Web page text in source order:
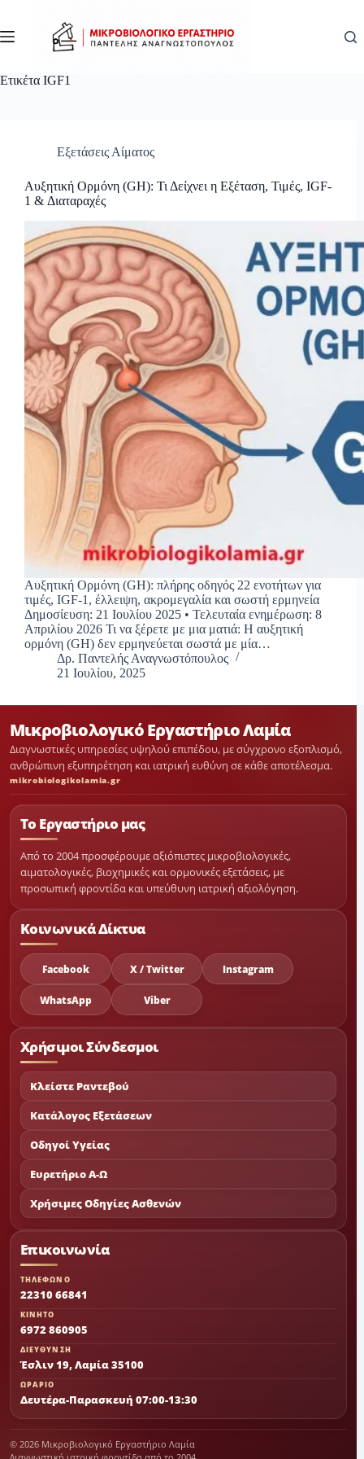
περιεχόμενο
Ετικέτα IGF1
Εξετάσεις Αίματος
Αυξητική Ορμόνη (GH): Τι Δείχνει η Εξέταση, Τιμές, IGF-
1 & Διαταραχές
Αυξητική Ορμόνη (GH): πλήρης οδηγός 22 ενοτήτων για
τιμές, IGF-1, έλλειψη, ακρομεγαλία και σωστή ερμηνεία
Δημοσίευση: 21 Ιουλίου 2025 • Τελευταία ενημέρωση: 8
Απριλίου 2026 Τι να ξέρετε με μια ματιά: Η αυξητική
ορμόνη (GH) δεν ερμηνεύεται σωστά με μία…
Δρ. Παντελής Αναγνωστόπουλος
21 Ιουλίου, 2025
Μικροβιολογικό Εργαστήριο Λαμία
Διαγνωστικές υπηρεσίες υψηλού επιπέδου, με σύγχρονο εξοπλισμό,
ανθρώπινη εξυπηρέτηση και ιατρική ευθύνη σε κάθε αποτέλεσμα.
mikrobiologikolamia.gr
Το Εργαστήριο μας
Από το 2004 προσφέρουμε αξιόπιστες μικροβιολογικές,
αιματολογικές, βιοχημικές και ορμονικές εξετάσεις, με
προσωπική φροντίδα και υπεύθυνη ιατρική αξιολόγηση.
Κοινωνικά Δίκτυα
Facebook X / Twitter Instagram
WhatsApp Viber
Χρήσιμοι Σύνδεσμοι
Κλείστε Ραντεβού
Κατάλογος Εξετάσεων
Οδηγοί Υγείας
Ευρετήριο Α-Ω
Χρήσιμες Οδηγίες Ασθενών
Επικοινωνία
ΤΗΛΕΦΩΝΟ
22310 66841
ΚΙΝΗΤΟ
6972 860905
ΔΙΕΥΘΥΝΣΗ
Έσλιν 19, Λαμία 35100
ΩΡΑΡΙΟ
Δευτέρα-Παρασκευή 07:00-13:30
© 2026 Μικροβιολογικό Εργαστήριο Λαμία